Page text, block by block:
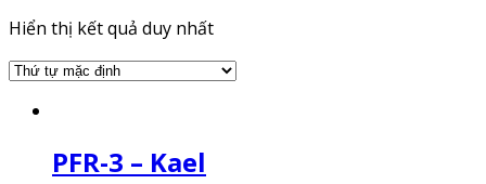
Hiển thị kết quả duy nhất
PFR-3 – Kael